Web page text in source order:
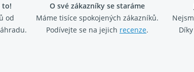
to!
od
O své zákazníky se staráme
Máme tisíce spokojených zákazníků.
Podívejte se na jejich recenze.